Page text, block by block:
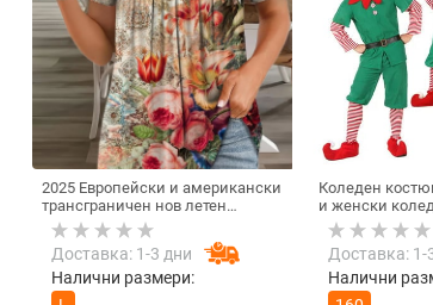
2025 Европейски и американски
трансграничен нов летен
щампован къс ръкав с V-
образно деколте, дамски
модерен полуръкав с
висококачествен ластик
Доставка: 1-3 дни
Налични размери:
Коледен
и женски
коледен
Хелоуин бал
Доставка: 1-
Налични